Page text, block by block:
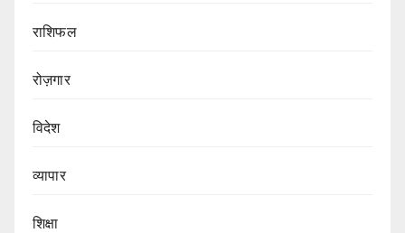
राशिफल
रोज़गार
विदेश
व्यापार
शिक्षा